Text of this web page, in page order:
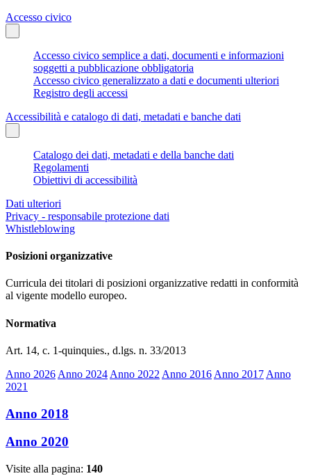
Accesso civico
Accesso civico semplice a dati, documenti e informazioni
soggetti a pubblicazione obbligatoria
Accesso civico generalizzato a dati e documenti ulteriori
Registro degli accessi
Accessibilità e catalogo di dati, metadati e banche dati
Catalogo dei dati, metadati e della banche dati
Regolamenti
Obiettivi di accessibilità
Dati ulteriori
Privacy - responsabile protezione dati
Whistleblowing
Posizioni organizzative
Curricula dei titolari di posizioni organizzative redatti in conformità
al vigente modello europeo.
Normativa
Art. 14, c. 1-quinquies., d.lgs. n. 33/2013
Anno 2026 Anno 2024 Anno 2022 Anno 2016 Anno 2017 Anno
2021
Anno 2018
Anno 2020
Visite alla pagina: 140